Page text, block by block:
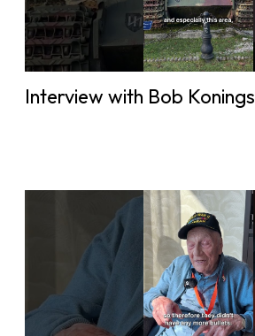
Interview with Bob Konings